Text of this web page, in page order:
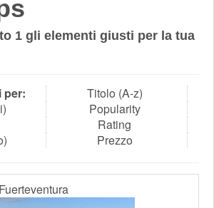
1 gli elementi giusti per la tua
per:
Titolo (A-z)
Popularity
Rating
Prezzo